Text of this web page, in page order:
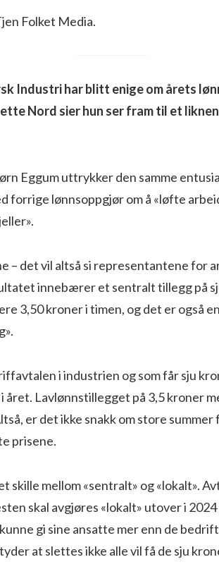
Folket Media.
Industri har blitt enige om årets
Nord sier hun ser fram til et
Eggum uttrykker den samme
forrige lønnsoppgjør om å «løfte
– det vil altså si representantene for
innebærer et sentralt tillegg på
3,50 kroner i timen, og det er også
i industrien og som får sju
året. Lavlønnstillegget på 3,5 kroner
er det ikke snakk om store
prisene.
skille mellom «sentralt» og «lokalt».
skal avgjøres «lokalt» utover i
gi sine ansatte mer enn de
at slettes ikke alle vil få de sju